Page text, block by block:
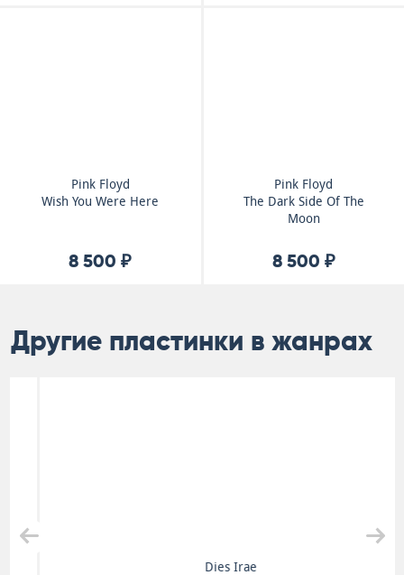
Pink Floyd
Wish You Were Here
8 500 ₽
Pink Floyd
The Dark Side Of The
Moon
8 500 ₽
Другие пластинки в жанрах
Dies Irae